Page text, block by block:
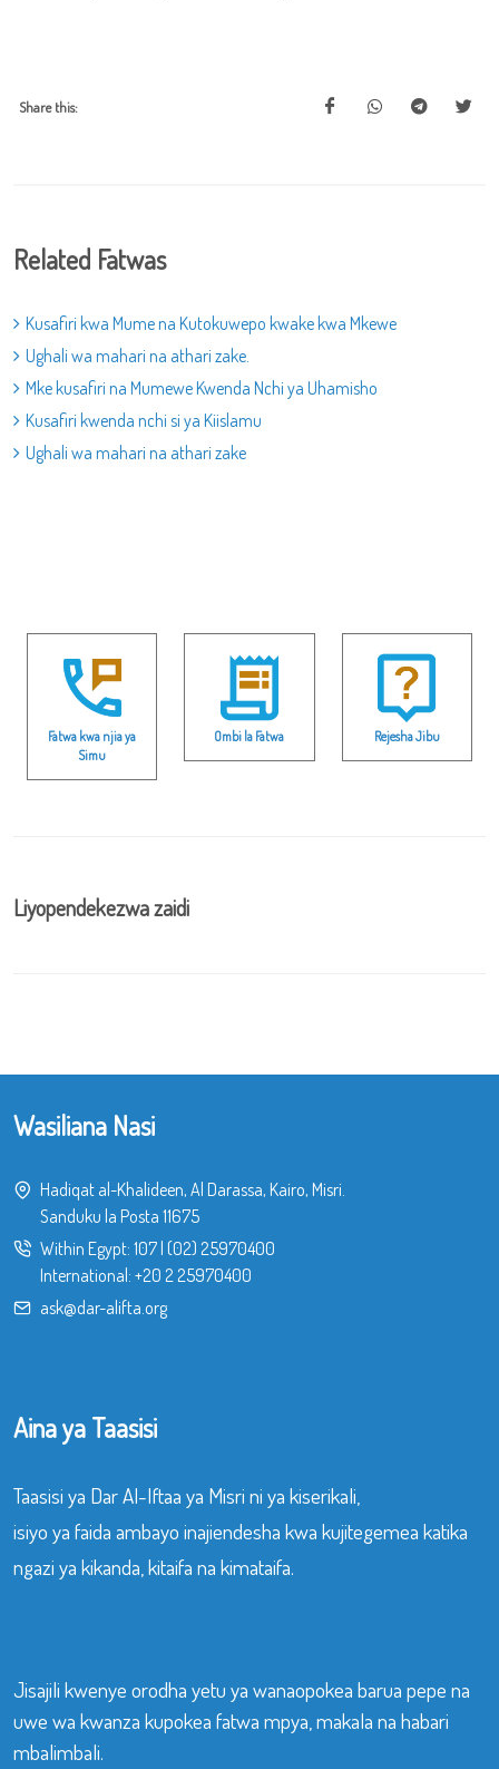
Share this:
Related Fatwas
Kusafiri kwa Mume na Kutokuwepo kwake kwa Mkewe
Ughali wa mahari na athari zake.
Mke kusafiri na Mumewe Kwenda Nchi ya Uhamisho
Kusafiri kwenda nchi si ya Kiislamu
Ughali wa mahari na athari zake
Fatwa kwa njia ya
Simu
Ombi la Fatwa Rejesha Jibu
Liyopendekezwa zaidi
Wasiliana Nasi
Hadiqat al-Khalideen, Al Darassa, Kairo, Misri.
Sanduku la Posta 11675
Within Egypt: 107| (02) 25970400
International: +20 2 25970400
ask@dar-alifta.org
Aina ya Taasisi
Taasisi ya Dar Al-Iftaa ya Misri ni ya kiserikali,
isiyo ya faida ambayo inajiendesha kwa kujitegemea katika
ngazi ya kikanda, kitaifa na kimataifa.
Jisajili kwenye orodha yetu ya wanaopokea barua pepe na
uwe wa kwanza kupokea fatwa mpya, makala na habari
mbalimbali.